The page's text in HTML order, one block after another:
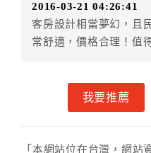
．訂單異動後，訂單費用
訂房者不得要求退其差額
◎住房日14天前辦理者，
◎住房日7天前辦理者，
2016-03-21 04:26:41
客房設計相當夢幻，且
常舒適，價格合理！值
我要推薦
「本網站位在台灣，網站